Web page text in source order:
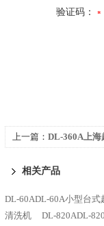
验证码：
上一篇： DL-360A上海
相关产品
DL-60ADL-60A小型台式
清洗机
DL-820ADL-